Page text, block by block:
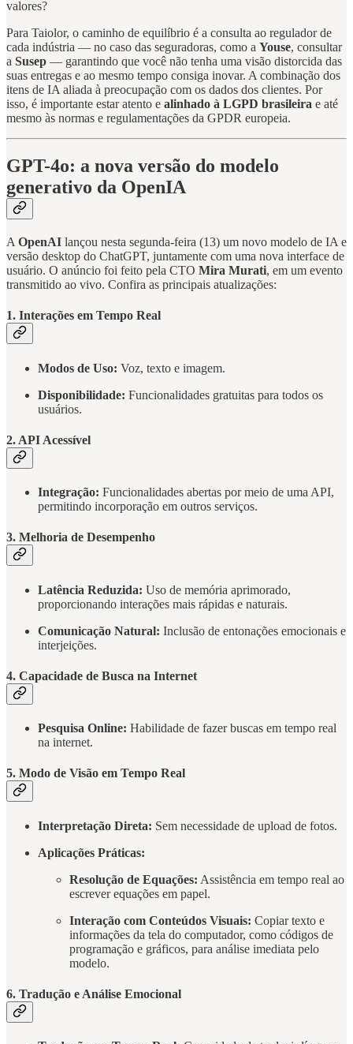
valores?
Para Taiolor, o caminho de equilíbrio é a consulta ao regulador de
cada indústria — no caso das seguradoras, como a Youse, consultar
a Susep — garantindo que você não tenha uma visão distorcida das
suas entregas e ao mesmo tempo consiga inovar. A combinação dos
itens de IA aliada à preocupação com os dados dos clientes. Por
isso, é importante estar atento e alinhado à LGPD brasileira e até
mesmo às normas e regulamentações da GPDR europeia.
GPT-4o: a nova versão do modelo
generativo da OpenIA
A OpenAI lançou nesta segunda-feira (13) um novo modelo de IA e
versão desktop do ChatGPT, juntamente com uma nova interface de
usuário. O anúncio foi feito pela CTO Mira Murati, em um evento
transmitido ao vivo. Confira as principais atualizações:
1. Interações em Tempo Real
Modos de Uso: Voz, texto e imagem.
Disponibilidade: Funcionalidades gratuitas para todos os
usuários.
2. API Acessível
Integração: Funcionalidades abertas por meio de uma API,
permitindo incorporação em outros serviços.
3. Melhoria de Desempenho
Latência Reduzida: Uso de memória aprimorado,
proporcionando interações mais rápidas e naturais.
Comunicação Natural: Inclusão de entonações emocionais e
interjeições.
4. Capacidade de Busca na Internet
Pesquisa Online: Habilidade de fazer buscas em tempo real
na internet.
5. Modo de Visão em Tempo Real
Interpretação Direta: Sem necessidade de upload de fotos.
Aplicações Práticas:
Resolução de Equações: Assistência em tempo real ao
escrever equações em papel.
Interação com Conteúdos Visuais: Copiar texto e
informações da tela do computador, como códigos de
programação e gráficos, para análise imediata pelo
modelo.
6. Tradução e Análise Emocional